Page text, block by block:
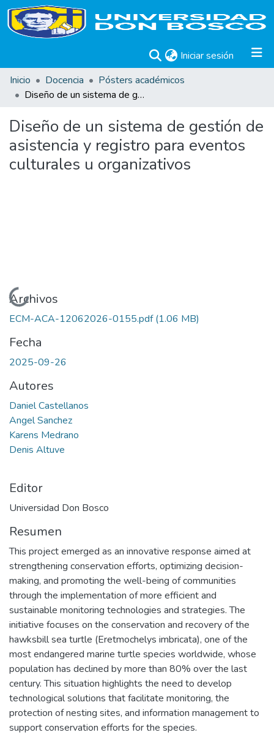
Iniciar sesión (current)
Inicio
Docencia
Pósters académicos
Diseño de un sistema de gestión de asistencia y registro para eventos culturales u organizativos
Diseño de un sistema de gestión de
asistencia y registro para eventos
culturales u organizativos
Cargando...
Archivos
ECM-ACA-12062026-0155.pdf(1.06 MB)
Fecha
2025-09-26
Autores
Daniel Castellanos
Angel Sanchez
Karens Medrano
Denis Altuve
Editor
Universidad Don Bosco
Resumen
This project emerged as an innovative response aimed at
strengthening conservation efforts, optimizing decision-
making, and promoting the well-being of communities
through the implementation of more efficient and
sustainable monitoring technologies and strategies. The
initiative focuses on the conservation and recovery of the
hawksbill sea turtle (Eretmochelys imbricata), one of the
most endangered marine turtle species worldwide, whose
population has declined by more than 80% over the last
century. This situation highlights the need to develop
technological solutions that facilitate monitoring, the
protection of nesting sites, and information management to
support conservation efforts for the species.